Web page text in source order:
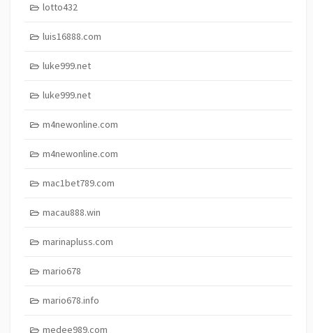
lotto432
luis16888.com
luke999.net
luke999.net
m4newonline.com
m4newonline.com
mac1bet789.com
macau888.win
marinapluss.com
mario678
mario678.info
medee989.com